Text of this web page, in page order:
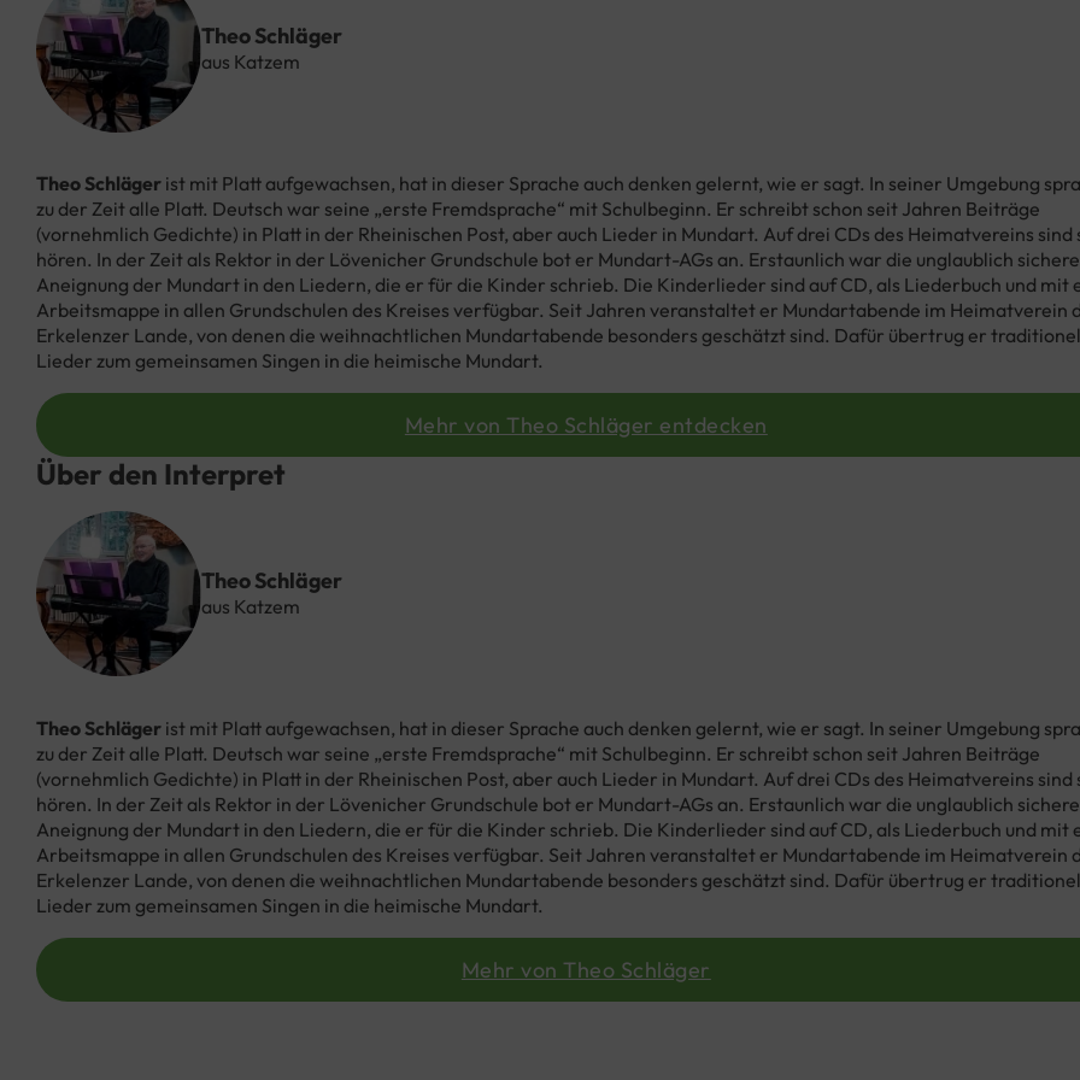
Theo Schläger
aus Katzem
Theo Schlägerist mit Platt aufgewachsen, hat in dieser Sprache auch denken gelernt, wie er sagt. In seiner Umgebung
zu der Zeit alle Platt. Deutsch war seine „erste Fremdsprache“ mit Schulbeginn. Er schreibt schon seit Jahren Beiträge
(vornehmlich Gedichte) in Platt in der Rheinischen Post, aber auch Lieder in Mundart. Auf drei CDs des Heimatvereins sind
hören. In der Zeit als Rektor in der Lövenicher Grundschule bot er Mundart-AGs an. Erstaunlich war die unglaublich sichere
Aneignung der Mundart in den Liedern, die er für die Kinder schrieb. Die Kinderlieder sind auf CD, als Liederbuch und mit
Arbeitsmappe in allen Grundschulen des Kreises verfügbar. Seit Jahren veranstaltet er Mundartabende im Heimatverein
Erkelenzer Lande, von denen die weihnachtlichen Mundartabende besonders geschätzt sind. Dafür übertrug er
Lieder zum gemeinsamen Singen in die heimische Mundart.
Mehr von Theo Schläger entdecken
Über den Interpret
Theo Schläger
aus Katzem
Theo Schlägerist mit Platt aufgewachsen, hat in dieser Sprache auch denken gelernt, wie er sagt. In seiner Umgebung
zu der Zeit alle Platt. Deutsch war seine „erste Fremdsprache“ mit Schulbeginn. Er schreibt schon seit Jahren Beiträge
(vornehmlich Gedichte) in Platt in der Rheinischen Post, aber auch Lieder in Mundart. Auf drei CDs des Heimatvereins sind
hören. In der Zeit als Rektor in der Lövenicher Grundschule bot er Mundart-AGs an. Erstaunlich war die unglaublich sichere
Aneignung der Mundart in den Liedern, die er für die Kinder schrieb. Die Kinderlieder sind auf CD, als Liederbuch und mit
Arbeitsmappe in allen Grundschulen des Kreises verfügbar. Seit Jahren veranstaltet er Mundartabende im Heimatverein
Erkelenzer Lande, von denen die weihnachtlichen Mundartabende besonders geschätzt sind. Dafür übertrug er
Lieder zum gemeinsamen Singen in die heimische Mundart.
Mehr von Theo Schläger